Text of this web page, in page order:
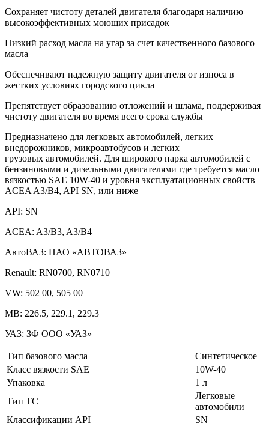
Сохраняет чистоту деталей двигателя благодаря наличию
высокоэффективных моющих присадок
Низкий расход масла на угар за счет качественного базового
масла
Обеспечивают надежную защиту двигателя от износа в
жестких условиях городского цикла
Препятствует образованию отложений и шлама, поддерживая
чистоту двигателя во время всего срока службы
Предназначено для легковых автомобилей, легких
внедорожников, микроавтобусов и легких
грузовых автомобилей. Для широкого парка автомобилей с
бензиновыми и дизельными двигателями где требуется масло
вязкостью SAE 10W-40 и уровня эксплуатационных свойств
ACEA A3/B4, API SN, или ниже
API: SN
ACEA: A3/B3, A3/B4
АвтоВАЗ: ПАО «АВТОВАЗ»
Renault: RN0700, RN0710
VW: 502 00, 505 00
MB: 226.5, 229.1, 229.3
УАЗ: ЗФ ООО «УАЗ»
Тип базового масла
Синтетическое
Класс вязкости SAE
10W-40
Упаковка
1 л
Тип ТС
Легковые
автомобили
Классификации API
SN